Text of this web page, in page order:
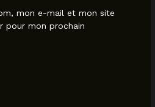
mon e-mail et mon site
pour mon prochain